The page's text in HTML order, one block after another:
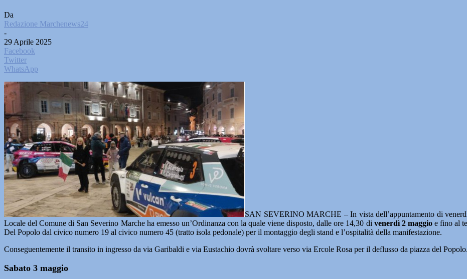
Da
Redazione Marchenews24
-
29 Aprile 2025
Facebook
Twitter
WhatsApp
SAN SEVERINO MARCHE – In vista dell’appuntamento di
Locale del Comune di San Severino Marche ha emesso un’Ordinanza con la quale viene disposto, dalle ore 14,30 di venerdì 2 maggioe fino al
Del Popolo dal civico numero 19 al civico numero 45 (tratto isola pedonale) per il montaggio degli stand e l’ospitalità della manifestazione.
Conseguentemente il transito in ingresso da via Garibaldi e via Eustachio dovrà svoltare verso via Ercole Rosa per il deflusso da piazza del Popolo.
Sabato 3 maggio